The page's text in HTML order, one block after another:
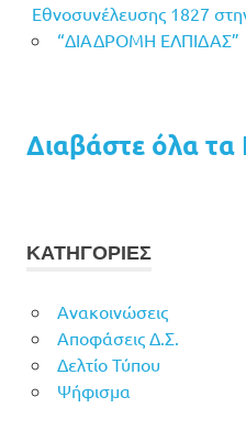
Εθνοσυνέλευσης 1827
“ΔΙΑΔΡΟΜΗ ΕΛΠΙΔΑΣ”
Διαβάστε όλα τα
ΚΑΤΗΓΟΡΙΕΣ
Ανακοινώσεις
Αποφάσεις Δ.Σ.
Δελτίο Τύπου
Ψήφισμα